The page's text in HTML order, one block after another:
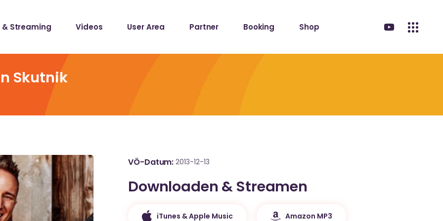
& Streaming Videos User Area Partner Booking Shop
Skutnik
VÖ-Datum 2013-12-13
Downloaden & Streamen
iTunes & Apple Music Amazon MP3